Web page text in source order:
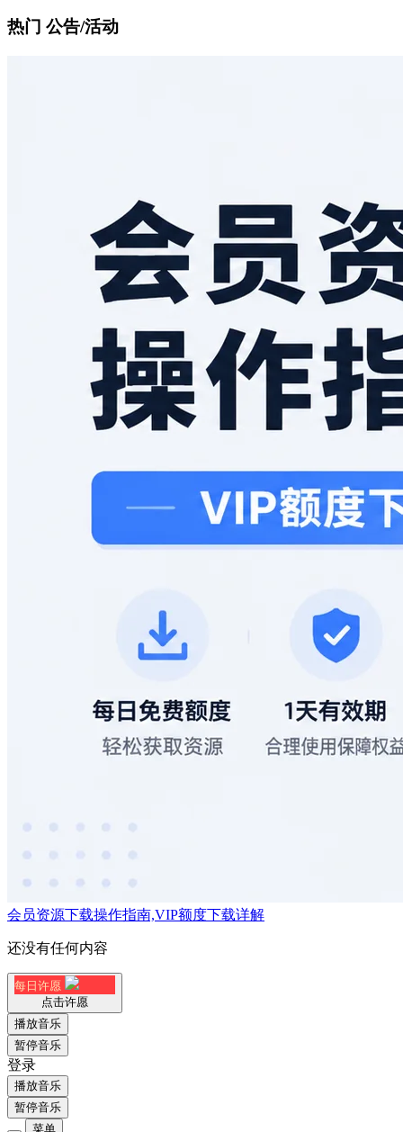
热门 公告/活动
会员资源下载操作指南,VIP额度下载详解
还没有任何内容
每日许愿
点击许愿
播放音乐
暂停音乐
登录
播放音乐
暂停音乐
菜单